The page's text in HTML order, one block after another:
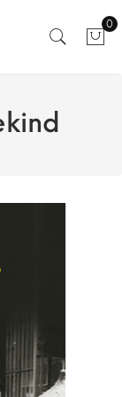
0